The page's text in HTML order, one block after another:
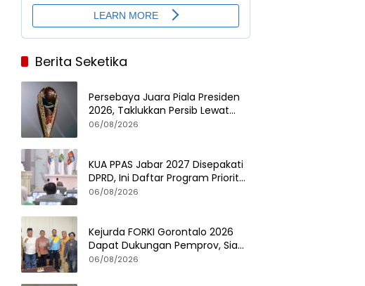
Berita Seketika
Persebaya Juara Piala Presiden
2026, Taklukkan Persib Lewat
Adu Penalti Dramatis
06/08/2026
KUA PPAS Jabar 2027 Disepakati
DPRD, Ini Daftar Program Prioritas
Pemerintah Provinsi
06/08/2026
Kejurda FORKI Gorontalo 2026
Dapat Dukungan Pemprov, Siap
Cetak Atlet Karate Berprestasi
06/08/2026